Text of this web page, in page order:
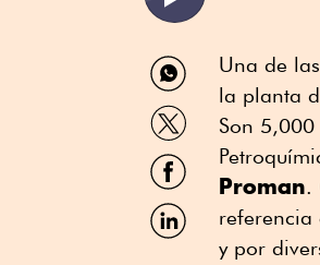
Compartir
por
WhatsApp
Compartir
por
Twitter
Compartir
por
Facebook
Compartir
por
Una de
la planta
Son
Proman.
referencia
y por